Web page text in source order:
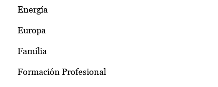
Energía
Europa
Familia
Formación Profesional